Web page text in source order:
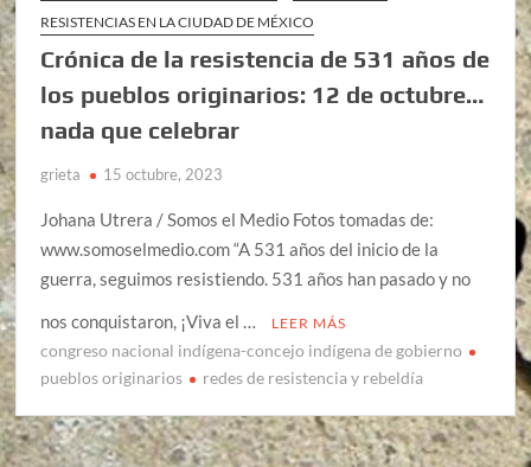
RESISTENCIAS EN LA CIUDAD DE MÉXICO
Crónica de la resistencia de 531 años de
los pueblos originarios: 12 de octubre…
nada que celebrar
grieta 15 octubre, 2023
Johana Utrera / Somos el Medio Fotos tomadas de:
www.somoselmedio.com “A 531 años del inicio de la
guerra, seguimos resistiendo. 531 años han pasado y no
nos conquistaron, ¡Viva el …
LEER MÁS
congreso nacional indígena-concejo indígena de gobierno
pueblos originarios
redes de resistencia y rebeldía